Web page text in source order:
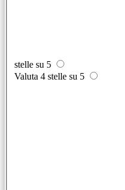
stelle su 5
Valuta 4 stelle su 5